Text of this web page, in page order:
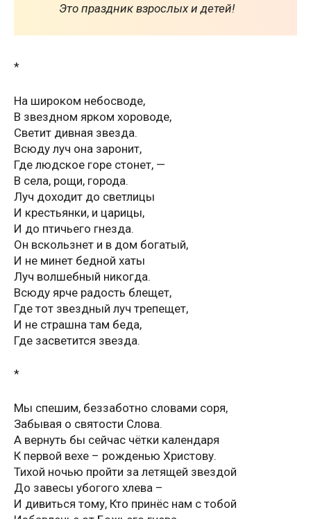
Это праздник взрослых и детей!
*
На широком небосводе,
В звездном ярком хороводе,
Светит дивная звезда.
Всюду луч она заронит,
Где людское горе стонет, —
В села, рощи, города.
Луч доходит до светлицы
И крестьянки, и царицы,
И до птичьего гнезда.
Он вскользнет и в дом богатый,
И не минет бедной хаты
Луч волшебный никогда.
Всюду ярче радость блещет,
Где тот звездный луч трепещет,
И не страшна там беда,
Где засветится звезда.
*
Мы спешим, беззаботно словами соря,
Забывая о святости Слова.
А вернуть бы сейчас чётки календаря
К первой вехе – рожденью Христову.
Тихой ночью пройти за летящей звездой
До завесы убогого хлева –
И дивиться тому, Кто принёс нам с тобой